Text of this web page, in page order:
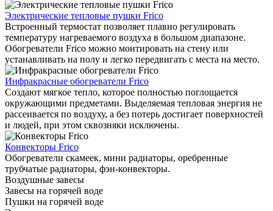
Электрические тепловые пушки Frico
Встроенный термостат позволяет плавно регулировать
температуру нагреваемого воздуха в большом диапазоне.
Обогреватели Frico можно монтировать на стену или
устанавливать на полу и легко передвигать с места на место.
Инфракрасные обогреватели Frico
Создают мягкое тепло, которое полностью поглощается
окружающими предметами. Выделяемая тепловая энергия не
рассеивается по воздуху, а без потерь достигает поверхностей
и людей, при этом сквозняки исключены.
Конвекторы Frico
Обогреватели скамеек, мини радиаторы, оребренные
трубчатые радиаторы, фэн-конвекторы.
Воздушные завесы
Завесы на горячей воде
Пушки на горячей воде